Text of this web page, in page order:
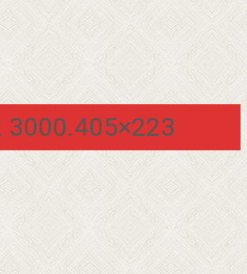
3000.405×223